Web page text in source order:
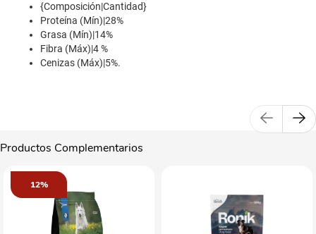
{Composición|Cantidad}
Proteína (Mín)|28%
Grasa (Mín)|14%
Fibra (Máx)|4 %
Cenizas (Máx)|5%.
Productos Complementarios
12%